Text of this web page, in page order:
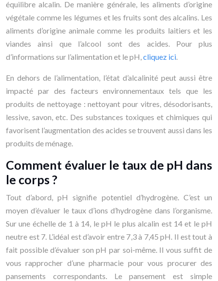
équilibre alcalin. De manière générale, les aliments d’origine
végétale comme les légumes et les fruits sont des alcalins. Les
aliments d’origine animale comme les produits laitiers et les
viandes ainsi que l’alcool sont des acides. Pour plus
d’informations sur l’alimentation et le pH,cliquez ici.
En dehors de l’alimentation, l’état d’alcalinité peut aussi être
impacté par des facteurs environnementaux tels que les
produits de nettoyage : nettoyant pour vitres, désodorisants,
lessive, savon, etc. Des substances toxiques et chimiques qui
favorisent l’augmentation des acides se trouvent aussi dans les
produits de ménage.
Comment évaluer le taux de pH dans
le corps ?
Tout d’abord, pH signifie potentiel d’hydrogène. C’est un
moyen d’évaluer le taux d’ions d’hydrogène dans l’organisme.
Sur une échelle de 1 à 14, le pH le plus alcalin est 14 et le pH
neutre est 7. L’idéal est d’avoir entre 7,3 à 7,45 pH. Il est tout à
fait possible d’évaluer son pH par soi-même. Il vous suffit de
vous rapprocher d’une pharmacie pour vous procurer des
pansements correspondants. Le pansement est simple